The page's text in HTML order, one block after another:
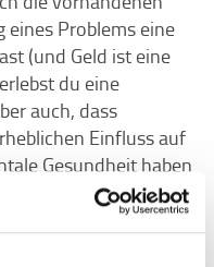
eines Problems eine
(und Geld ist eine
du eine
auch, dass
Einfluss auf
Gesundheit haben
Situation als weniger